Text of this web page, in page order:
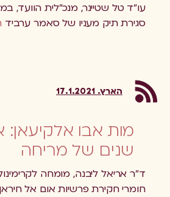
עו"ד טל שטיינר, מנכ"לית הוועד,
סגירת תיק מעניו של סאמר ערביד
הארץ. 17.1.2021
מות אבו
שנים של מריחה
ד"ר אריאל ליבנה, מומחה
חומרי חקירת פרשיות אום אל